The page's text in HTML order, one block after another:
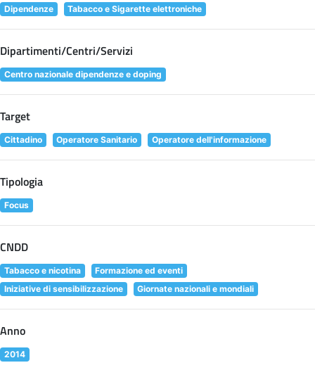
Dipendenze Tabacco e Sigarette elettroniche
Dipartimenti/Centri/Servizi
Centro nazionale dipendenze e doping
Target
Cittadino Operatore Sanitario Operatore dell'informazione
Tipologia
Focus
CNDD
Tabacco e nicotina
Formazione ed eventi
Iniziative di sensibilizzazione
Giornate nazionali e mondiali
Anno
2014